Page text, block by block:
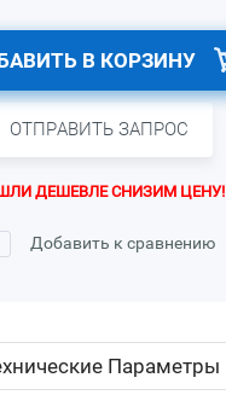
В КОРЗИНУ
ОТПРАВИТЬ ЗАПРОС
ДЕШЕВЛЕ СНИЗИМ ЦЕНУ!
Добавить к сравнению
Параметры